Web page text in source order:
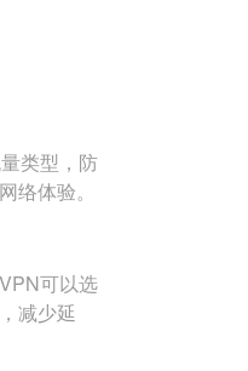
类型，防
络体验。
可以选
减少延